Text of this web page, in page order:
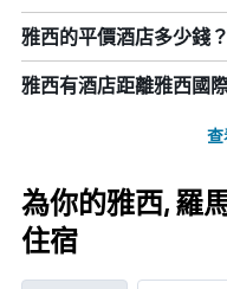
雅西的平價酒店多少錢？
雅西​有酒店距離雅西國
為你的雅西, 羅
住宿